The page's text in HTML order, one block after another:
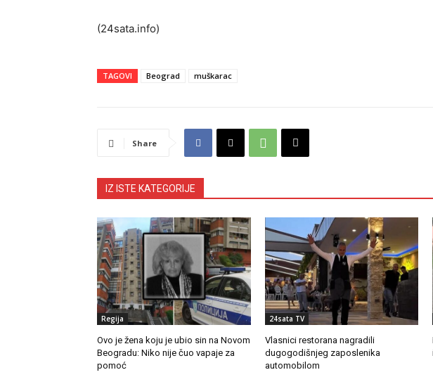
(24sata.info)
TAGOVI Beograd muškarac
Share
IZ ISTE KATEGORIJE
Regija
Ovo je žena koju je ubio sin na Novom
Beogradu: Niko nije čuo vapaje za
pomoć
24sata TV
Vlasnici restorana nagradili
dugogodišnjeg zaposlenika
automobilom